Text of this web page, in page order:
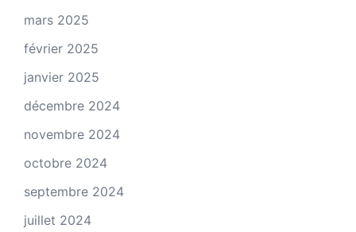
mars 2025
février 2025
janvier 2025
décembre 2024
novembre 2024
octobre 2024
septembre 2024
juillet 2024